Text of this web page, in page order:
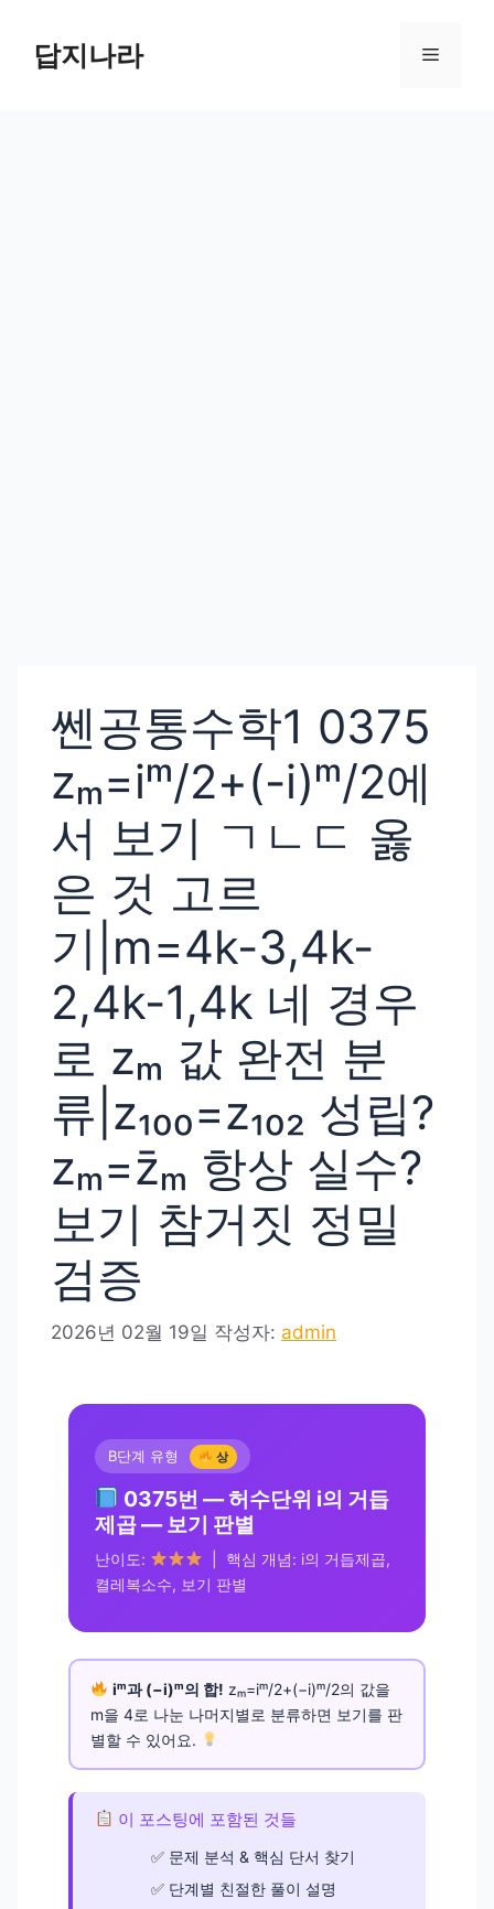
답지나라 메
쎈공통수학1 0375
zₘ=iᵐ/2+(-i)ᵐ/2에
서 보기 ㄱㄴㄷ 옳
은 것 고르
기|m=4k-3,4k-
2,4k-1,4k 네 경우
로 zₘ 값 완전 분
류|z₁₀₀=z₁₀₂ 성립?
zₘ=z̄ₘ 항상 실수?
보기 참거짓 정밀
검증
2026년 02월 19일 작성자: admin
B단계 유형 상
0375번 — 허수단위 i의 거듭
제곱 — 보기 판별
난이도:
| 핵심 개념: i의 거듭제곱,
켤레복소수, 보기 판별
iᵐ과 (−i)ᵐ의 합! zₘ=iᵐ/2+(−i)ᵐ/2의 값을
m을 4로 나눈 나머지별로 분류하면 보기를 판
별할 수 있어요.
이 포스팅에 포함된 것들
문제 분석 & 핵심 단서 찾기
단계별 친절한 풀이 설명